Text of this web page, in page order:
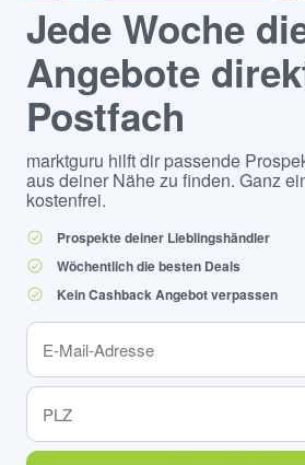
Jede Woche
Angebote
Postfach
marktguru hilft dir passende
aus deiner Nähe zu finden. Ganz
kostenfrei.
Prospekte deiner Lieblingshändler
Wöchentlich die besten Deals
Kein Cashback Angebot verpassen